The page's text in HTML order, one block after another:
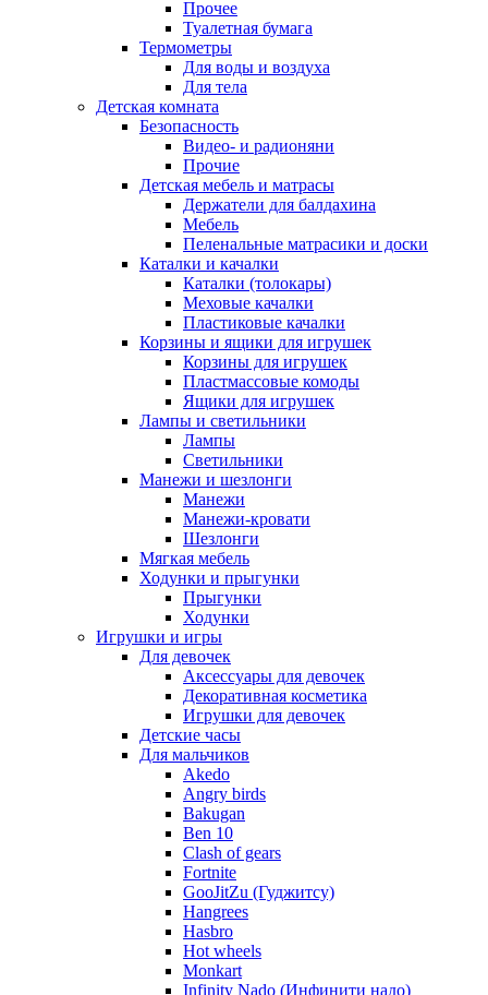
Прочее
Туалетная бумага
Термометры
Для воды и воздуха
Для тела
Детская комната
Безопасность
Видео- и радионяни
Прочие
Детская мебель и матрасы
Держатели для балдахина
Мебель
Пеленальные матрасики и доски
Каталки и качалки
Каталки (толокары)
Меховые качалки
Пластиковые качалки
Корзины и ящики для игрушек
Корзины для игрушек
Пластмассовые комоды
Ящики для игрушек
Лампы и светильники
Лампы
Светильники
Манежи и шезлонги
Манежи
Манежи-кровати
Шезлонги
Мягкая мебель
Ходунки и прыгунки
Прыгунки
Ходунки
Игрушки и игры
Для девочек
Аксессуары для девочек
Декоративная косметика
Игрушки для девочек
Детские часы
Для мальчиков
Akedo
Angry birds
Bakugan
Ben 10
Clash of gears
Fortnite
GooJitZu (Гуджитсу)
Hangrees
Hasbro
Hot wheels
Monkart
Infinity Nado (Инфинити надо)